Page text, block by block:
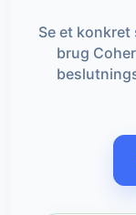
Se et konkret
brug